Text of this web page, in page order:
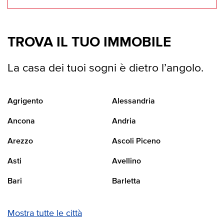
TROVA IL TUO IMMOBILE
La casa dei tuoi sogni è dietro l’angolo.
Agrigento Alessandria
Ancona Andria
Arezzo Ascoli Piceno
Asti Avellino
Bari Barletta
Mostra tutte le città